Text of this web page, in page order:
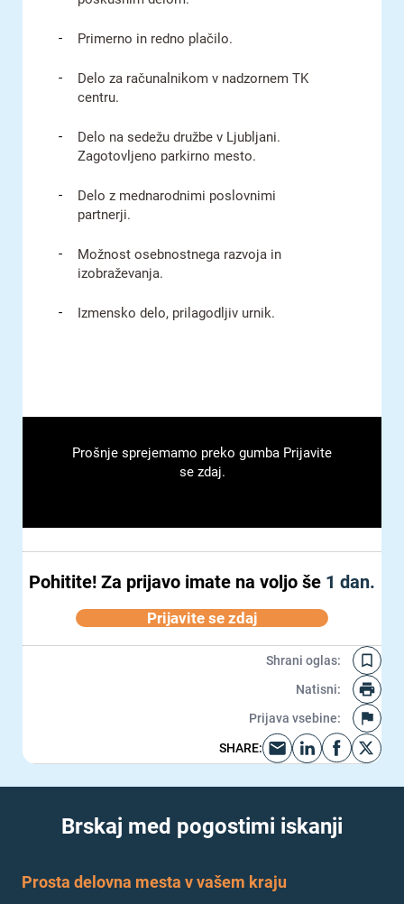
Primerno in redno plačilo.
Delo za računalnikom v nadzornem TK
centru.
Delo na sedežu družbe v Ljubljani.
Zagotovljeno parkirno mesto.
Delo z mednarodnimi poslovnimi
partnerji.
Možnost osebnostnega razvoja in
izobraževanja.
Izmensko delo, prilagodljiv urnik.
Prošnje sprejemamo preko gumba Prijavite
se zdaj.
Pohitite! Za prijavo imate na voljo še 1 dan.
Prijavite se zdaj
Shrani oglas:
Natisni:
Prijava vsebine:
SHARE:
Brskaj med pogostimi iskanji
Prosta delovna mesta v vašem kraju